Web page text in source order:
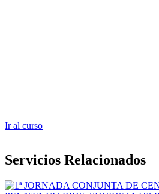
Ir al curso
Servicios Relacionados